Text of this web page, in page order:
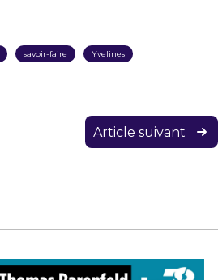
savoir-faire Yvelines
Article suivant